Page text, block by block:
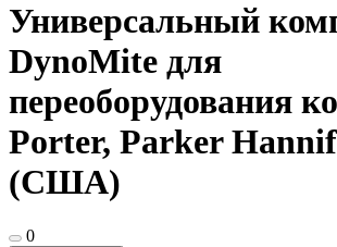
Универсальный
DynoMite для
переоборудования
Porter, Parker
(США)
0